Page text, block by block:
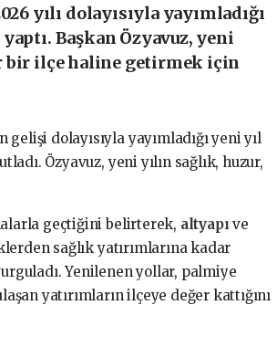
yılı dolayısıyla yayımladığı
Başkan Özyavuz, yeni
bir ilçe haline getirmek için
gelişi dolayısıyla yayımladığı yeni yıl
Özyavuz, yeni yılın sağlık, huzur,
geçtiğini belirterek, altyapıve
sağlık yatırımlarına kadar
Yenilenen yollar, palmiye
yatırımların ilçeye değer kattığını